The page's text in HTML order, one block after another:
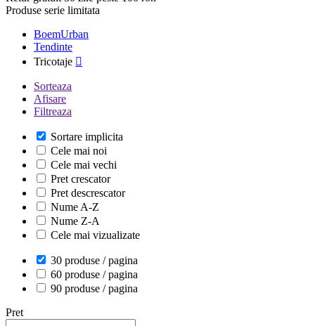
Produse serie limitata
BoemUrban
Tendinte
Tricotaje 
Sorteaza
Afisare
Filtreaza
Sortare implicita
Cele mai noi
Cele mai vechi
Pret crescator
Pret descrescator
Nume A-Z
Nume Z-A
Cele mai vizualizate
30 produse / pagina
60 produse / pagina
90 produse / pagina
Pret